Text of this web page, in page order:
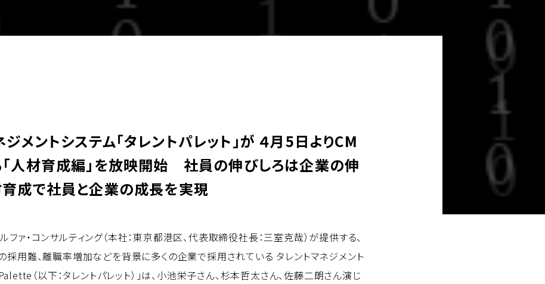
メントシステム「タレントパレット」が ４月5日よりCM
人材育成編」を放映開始 社員の伸びしろは企業の伸
育成で社員と企業の成長を実現
ァ・コンサルティング（本社：東京都港区、代表取締役社長：三室克哉）が提供する、
採用難、離職率増加などを背景に多くの企業で採用されている タレントマネジメント
（以下：タレントパレット）」は、小池栄子さん、杉本哲太さん、佐藤二朗さん演じ